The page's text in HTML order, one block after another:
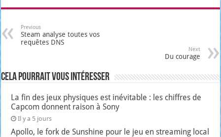
Previous
Steam analyse toutes vos
requêtes DNS
Next
Du courage
Cela pourrait vous intéresser
La fin des jeux physiques est inévitable : les chiffres de
Capcom donnent raison à Sony
Il y a 5 jours
Apollo, le fork de Sunshine pour le jeu en streaming local